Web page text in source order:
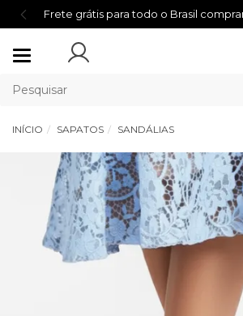
Frete grátis para todo o Brasil
Mudar
INÍCIO SAPATOS SANDÁLIAS